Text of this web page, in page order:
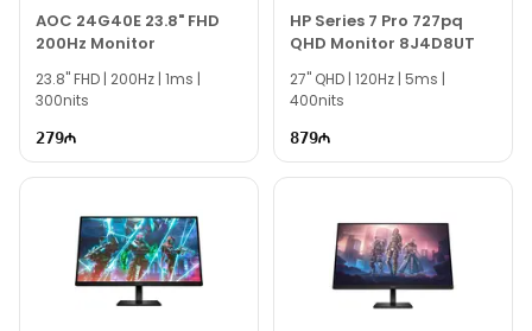
mütəxəssislərimiz hər gün 10:00-19:00 saatlarında
aktivdir.
HP OMEN 32q QHD 165Hz Gaming Monitor 780K0AA
modeli ilə bağlı bütün suallarınızı saytımızın canlı
dəstək xəttində cavablandırmağa hər daim
hazırıq.
email ilə qeydiyyat edə və ya WhatsApp nömrəmizə
mesaj göndərə bilərsiniz.
Bizə maraq göstərdiyiniz üçün təşəkkür edirik!
AOC 24G40E 23.8" FHD
200Hz Monitor
23.8" FHD | 200Hz | 1ms |
300nits
279
HP Series 7 Pro 727pq
QHD Monitor 8J4D8UT
27" QHD | 120Hz | 5ms |
400nits
879